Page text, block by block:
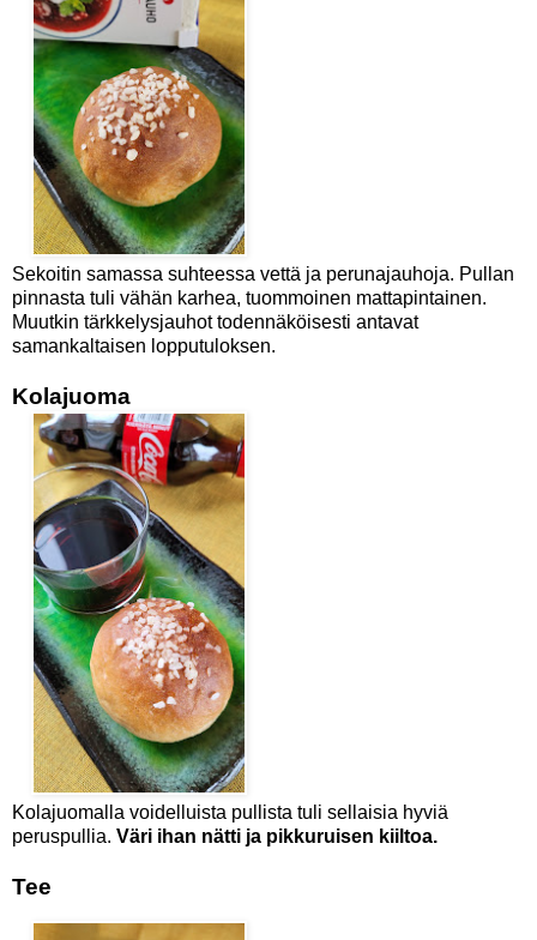
Sekoitin samassa suhteessa vettä ja perunajauhoja. Pullan
pinnasta tuli vähän karhea, tuommoinen mattapintainen.
Muutkin tärkkelysjauhot todennäköisesti antavat
samankaltaisen lopputuloksen.
Kolajuoma
Kolajuomalla voidelluista pullista tuli sellaisia hyviä
peruspullia. Väri ihan nätti ja pikkuruisen kiiltoa.
Tee